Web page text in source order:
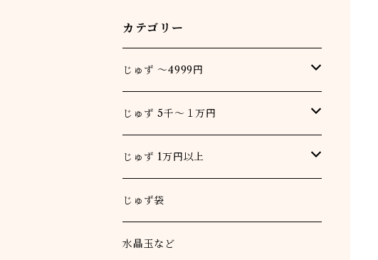
カテゴリー
じゅず ～4999円
男
女
一重念珠
二重念珠
じゅず 5千～１万円
男
女
一重念珠
じゅず 1万円以上
男
女
じゅず袋
水晶玉など